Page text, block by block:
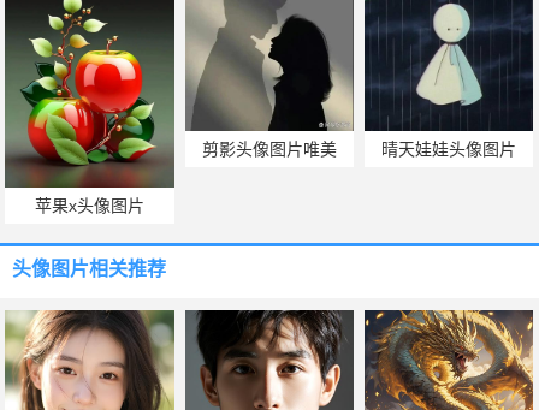
苹果x头像图片
剪影头像图片唯美 晴天娃娃头像图片
头像图片相关推荐